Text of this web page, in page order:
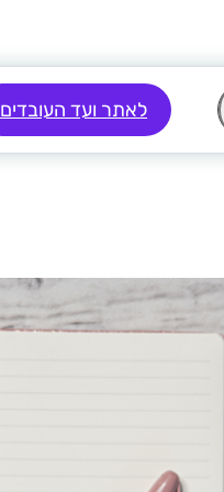
לאתר ועד העובדים